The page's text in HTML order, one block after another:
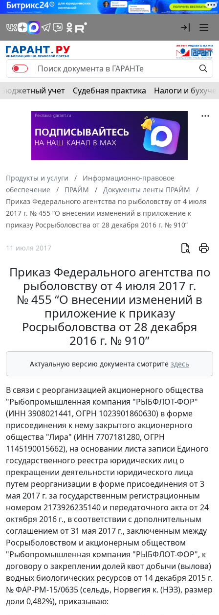
Бюджетный учет Судебная практика Налоги и
Продукты и услуги
Информационно-правовое
обеспечение
ПРАЙМ
Документы ленты ПРАЙМ
Приказ Федерального агентства по рыболовству от 4 июля
2017 г. № 455 “О внесении изменений в приложение к
приказу Росрыболовства от 28 декабря 2016 г. № 910”
11 июля 2017
Приказ Федерального агентства по
рыболовству от 4 июля 2017 г.
№ 455 “О внесении изменений в
приложение к приказу
Росрыболовства от 28 декабря
2016 г. № 910”
Актуальную версию документа смотрите здесь
В связи с реорганизацией акционерного общества
"Рыбопромышленная компания "РЫБФЛОТ-ФОР"
(ИНН 3908021441, ОГРН 1023901860630) в форме
присоединения к нему закрытого акционерного
общества "Лира" (ИНН 7707181280, ОГРН
1145190015662), на основании листа записи Единого
государственного реестра юридических лиц о
прекращении деятельности юридического лица
путем реорганизации в форме присоединения от 3
мая 2017 г. за государственным регистрационным
номером 2173926235140 и передаточного акта от 24
октября 2016 г., в соответствии с дополнительным
соглашением от 31 мая 2017 г., заключенным между
Росрыболовством и акционерным обществом
"Рыбопромышленная компания "РЫБФЛОТ-ФОР", к
договору о закреплении долей квот добычи (вылова)
водных биологических ресурсов от 14 декабря 2015 г.
№ ФАР-РМ-15/0635 (сельдь, Норвегия к. (НЭЗ), размер
доли 0,482%), приказываю: